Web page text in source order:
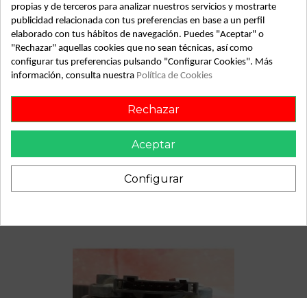
SubSubAlmacén
100029341
ID:
811402
Fecha disponible: 2022-04-19
Recambio de piloto trasero derecho para renault laguna ii
(bg0) | 0.01 - 0.07 | 0.01 - 0.07 referencia OEM IAM
propias y de terceros para analizar nuestros servicios y mostrarte
publicidad relacionada con tus preferencias en base a un perfil
elaborado con tus hábitos de navegación. Puedes "Aceptar" o
"Rechazar" aquellas cookies que no sean técnicas, así como
configurar tus preferencias pulsando "Configurar Cookies". Más
información, consulta nuestra Política de Cookies
Rechazar
Aceptar
Configurar